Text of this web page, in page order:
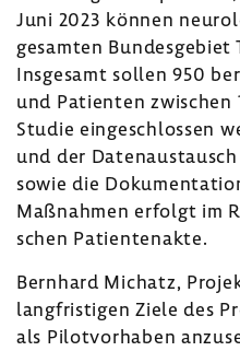
Juni 2023 können
gesamten Bundes­ge­biet
Insge­samt sollen 950
und Pati­enten zwischen
Studie einge­schlossen
und der
sowie die
Maßnahmen erfolgt im
schen Pati­en­ten­akte.
Bern­hard Michatz,
lang­fris­tigen Ziele des
als Pilot­vor­haben